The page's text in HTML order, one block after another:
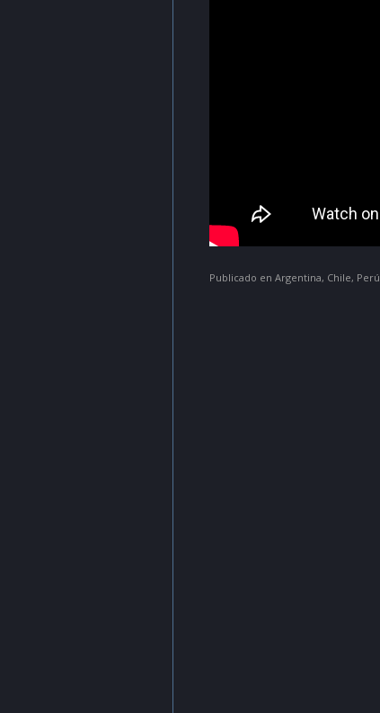
Publicado en Argentina, Chile, Perú